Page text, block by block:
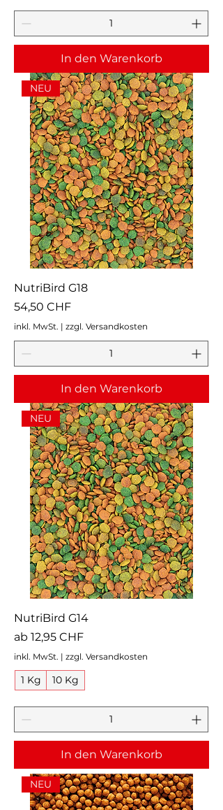
In den Warenkorb
NEU
NutriBird G18
Preis
54,50 CHF
inkl. MwSt. | zzgl. Versandkosten
In den Warenkorb
NEU
NutriBird G14
ab 12,95 CHF
Sale-Preis
inkl. MwSt. | zzgl. Versandkosten
1 Kg 10 Kg
In den Warenkorb
NEU